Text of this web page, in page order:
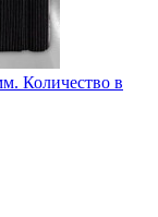
Количество в